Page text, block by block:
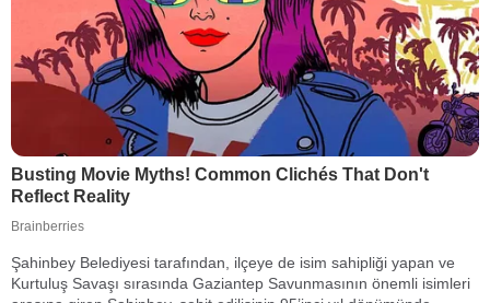
Şahinbey Belediyesi tarafından, ilçeye de isim sahipliği yapan ve
Kurtuluş Savaşı sırasında Gaziantep Savunmasının önemli isimleri